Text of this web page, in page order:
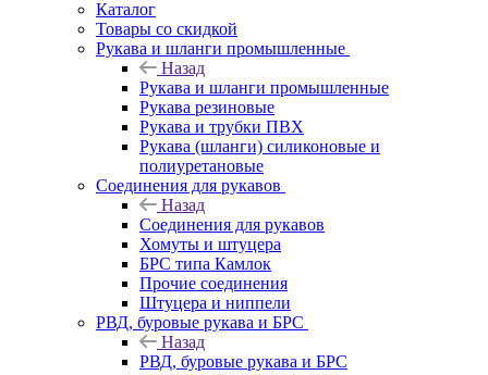
Каталог
Товары со скидкой
Рукава и шланги промышленные
Назад
Рукава и шланги промышленные
Рукава резиновые
Рукава и трубки ПВХ
Рукава (шланги) силиконовые и
полиуретановые
Соединения для рукавов
Назад
Соединения для рукавов
Хомуты и штуцера
БРС типа Камлок
Прочие соединения
Штуцера и ниппели
РВД, буровые рукава и БРС
Назад
РВД, буровые рукава и БРС